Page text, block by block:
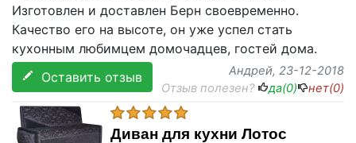
Изготовлен и доставлен Берн своевременно.
Качество его на высоте, он уже успел стать
кухонным любимцем домочадцев, гостей дома.
Оставить отзыв
Андрей, 23-12-2018
Отзыв полезен?
да(0) нет(0)
Диван для кухни Лотос